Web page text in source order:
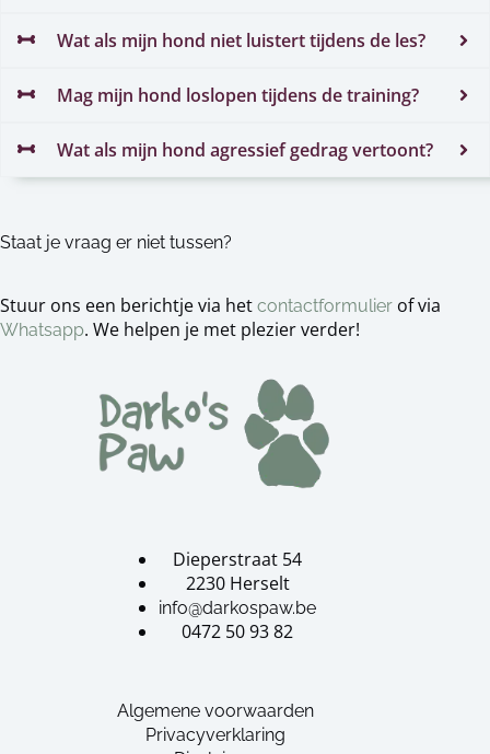
Wat als mijn hond niet luistert tijdens de les?
Mag mijn hond loslopen tijdens de training?
Wat als mijn hond agressief gedrag vertoont?
Staat je vraag er niet tussen?
Stuur ons een berichtje via het contactformulier of via
Whatsapp. We helpen je met plezier verder!
Dieperstraat 54
2230 Herselt
info@darkospaw.be
0472 50 93 82
Algemene voorwaarden
Privacyverklaring